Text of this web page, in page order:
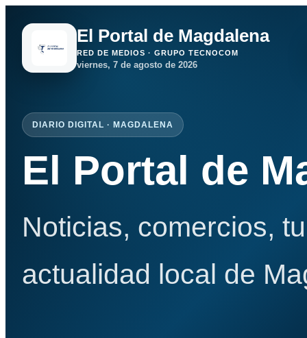
El Portal de Magdalena
RED DE MEDIOS · GRUPO TECNOCOM
viernes, 7 de agosto de 2026
DIARIO DIGITAL · MAGDALENA
El Portal de
Noticias, comercios,
actualidad local de